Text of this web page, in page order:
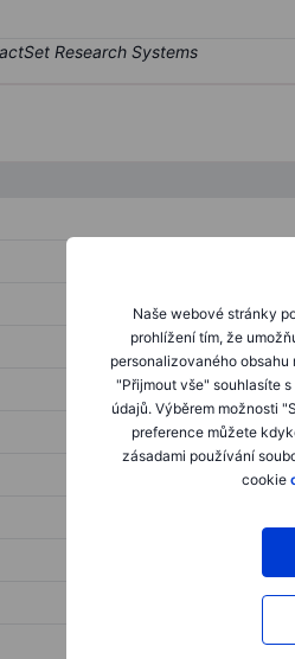
Naše webové stránky
prohlížení tím, že
personalizovaného obsahu
"Přijmout vše" souhlasíte
údajů. Výběrem možnosti
preference můžete
zásadami používání
cookie